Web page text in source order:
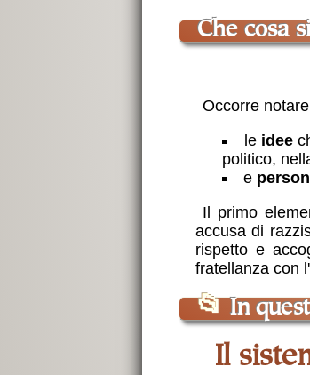
Che cosa
Occorre
le idee
politico,
e
Il primo
accusa di
rispetto e
fratellanza con
📂 In
il